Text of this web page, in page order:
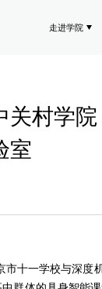
走进学院
村学
室
十一学校与深度